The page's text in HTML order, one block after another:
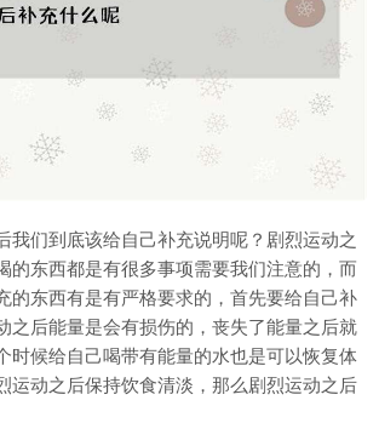
我们到底该给自己补充说明呢？剧烈运动之
的东西都是有很多事项需要我们注意的，而
的东西有是有严格要求的，首先要给自己补
之后能量是会有损伤的，丧失了能量之后就
时候给自己喝带有能量的水也是可以恢复体
运动之后保持饮食清淡，那么剧烈运动之后